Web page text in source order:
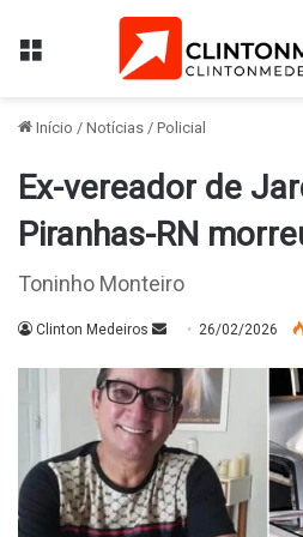
Menu
Início / Notícias / Policial
Ex-vereador de
Piranhas-RN
Toninho Monteiro
Clinton Medeiros
Mande
e-
mail
26/02/2026